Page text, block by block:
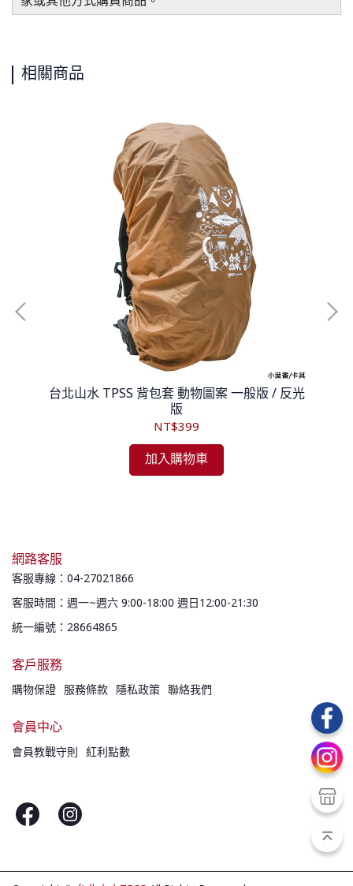
相關商品
台北山水 TPSS 背包套 動物圖案 一般版 / 反光
版
NT$399
加入購物車
網路客服
客服專線：04-27021866
客服時間：週一~週六 9:00-18:00 週日12:00-21:30
統一編號：28664865
客戶服務
購物保證 服務條款 隱私政策 聯絡我們
會員中心
會員教戰守則 紅利點數